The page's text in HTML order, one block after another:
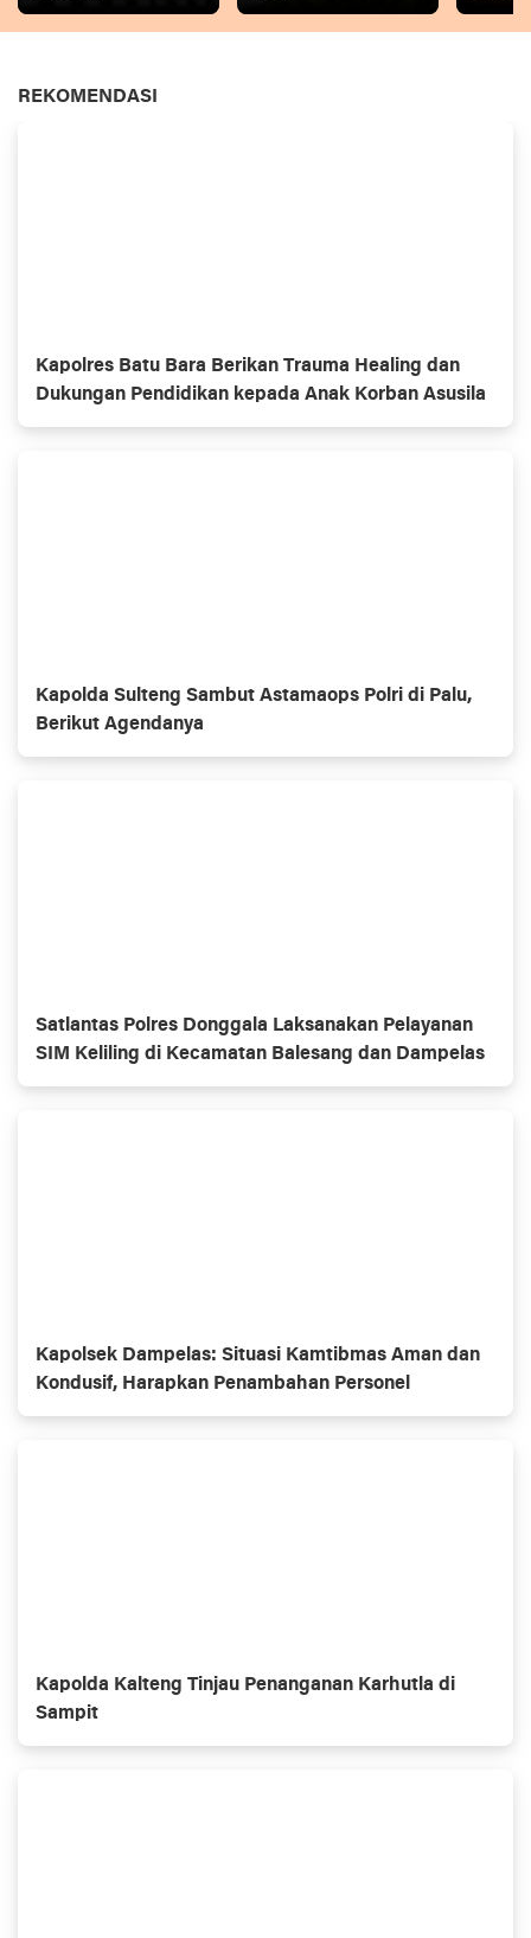
REKOMENDASI
Kapolres Batu Bara Berikan Trauma Healing dan
Dukungan Pendidikan kepada Anak Korban Asusila
Kapolda Sulteng Sambut Astamaops Polri di Palu,
Berikut Agendanya
Satlantas Polres Donggala Laksanakan Pelayanan
SIM Keliling di Kecamatan Balesang dan Dampelas
Kapolsek Dampelas: Situasi Kamtibmas Aman dan
Kondusif, Harapkan Penambahan Personel
Kapolda Kalteng Tinjau Penanganan Karhutla di
Sampit